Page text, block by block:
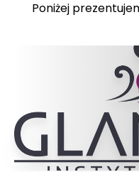
Poniżej